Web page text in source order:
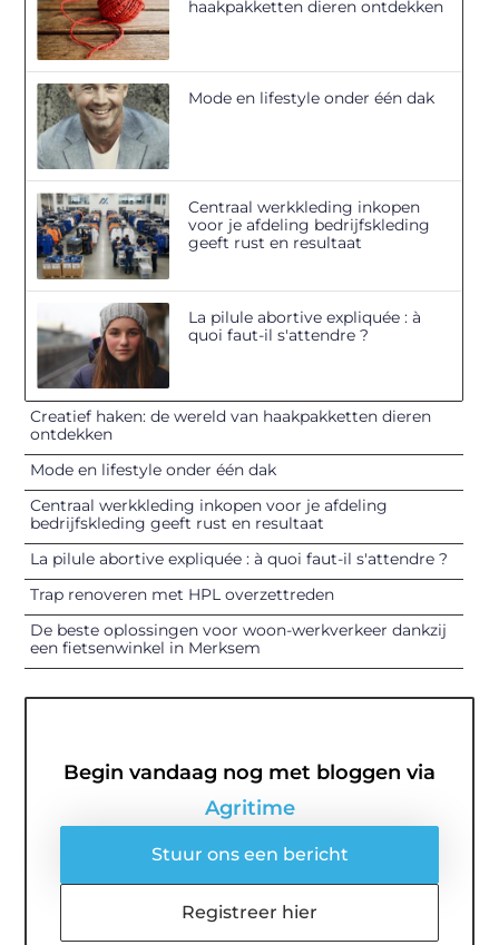
haakpakketten dieren ontdekken
Mode en lifestyle onder één dak
Centraal werkkleding inkopen
voor je afdeling bedrijfskleding
geeft rust en resultaat
La pilule abortive expliquée : à
quoi faut-il s'attendre ?
Creatief haken: de wereld van haakpakketten dieren
ontdekken
Mode en lifestyle onder één dak
Centraal werkkleding inkopen voor je afdeling
bedrijfskleding geeft rust en resultaat
La pilule abortive expliquée : à quoi faut-il s'attendre ?
Trap renoveren met HPL overzettreden
De beste oplossingen voor woon-werkverkeer dankzij
een fietsenwinkel in Merksem
Begin vandaag nog met bloggen via
Agritime
Stuur ons een bericht
Registreer hier